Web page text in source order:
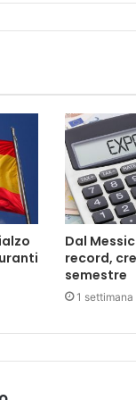
Dal
record,
semestre
1 settimana